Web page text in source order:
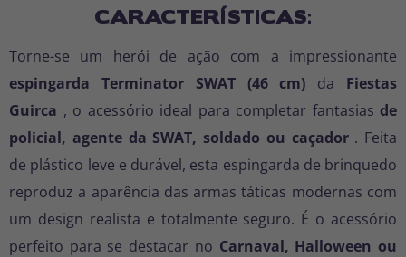
CARACTERÍSTICAS:
Torne-se um herói de ação com a impressionante
espingarda Terminator SWAT (46 cm) da Fiestas
Guirca , o acessório ideal para completar fantasias de
policial, agente da SWAT, soldado ou caçador. Feita
de plástico leve e durável, esta espingarda de brinquedo
reproduz a aparência das armas táticas modernas com
um design realista e totalmente seguro. É o acessório
perfeito para se destacar no Carnaval, Halloween ou